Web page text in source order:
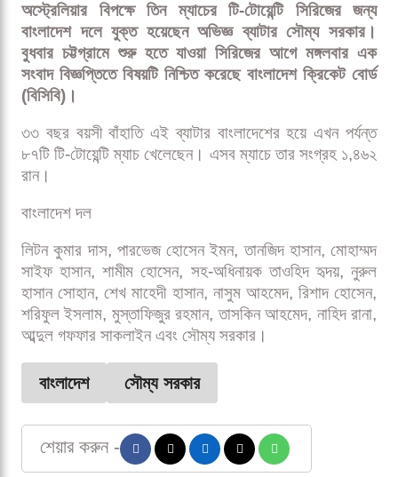
অস্ট্রেলিয়ার বিপক্ষে তিন ম্যাচের টি-টোয়েন্টি সিরিজের জন্য
বাংলাদেশ দলে যুক্ত হয়েছেন অভিজ্ঞ ব্যাটার সৌম্য সরকার।
বুধবার চট্টগ্রামে শুরু হতে যাওয়া সিরিজের আগে মঙ্গলবার এক
সংবাদ বিজ্ঞপ্তিতে বিষয়টি নিশ্চিত করেছে বাংলাদেশ ক্রিকেট বোর্ড
(বিসিবি)।
৩৩ বছর বয়সী বাঁহাতি এই ব্যাটার বাংলাদেশের হয়ে এখন পর্যন্ত
৮৭টি টি-টোয়েন্টি ম্যাচ খেলেছেন। এসব ম্যাচে তার সংগ্রহ ১,৪৬২
রান।
বাংলাদেশ দল
লিটন কুমার দাস, পারভেজ হোসেন ইমন, তানজিদ হাসান, মোহাম্মদ
সাইফ হাসান, শামীম হোসেন, সহ-অধিনায়ক তাওহিদ হৃদয়, নুরুল
হাসান সোহান, শেখ মাহেদী হাসান, নাসুম আহমেদ, রিশাদ হোসেন,
শরিফুল ইসলাম, মুস্তাফিজুর রহমান, তাসকিন আহমেদ, নাহিদ রানা,
আব্দুল গফফার সাকলাইন এবং সৌম্য সরকার।
বাংলাদেশ সৌম্য সরকার
শেয়ার করুন -